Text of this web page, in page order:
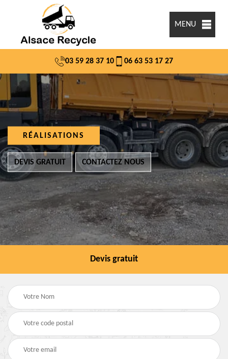
MENU
03 59 28 37 10 06 63 53 17 27
RÉALISATIONS
DEVIS GRATUIT CONTACTEZ NOUS
Devis gratuit